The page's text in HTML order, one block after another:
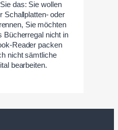
das: Sie wollen
Schallplatten- oder
Sie möchten
Bücherregal nicht in
Reader packen
nicht sämtliche
bearbeiten.